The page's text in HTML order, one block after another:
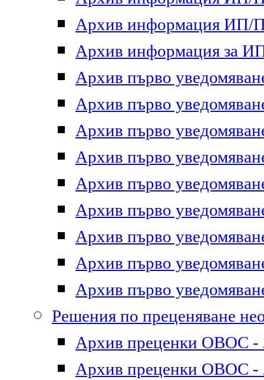
Архив информация ИП/
Архив информация за
Архив първо
Архив първо
Архив първо
Архив първо
Архив първо
Архив първо
Архив първо
Архив първо
Архив първо
Решения по преценяване
Архив преценки ОВОС -
Архив преценки ОВОС -